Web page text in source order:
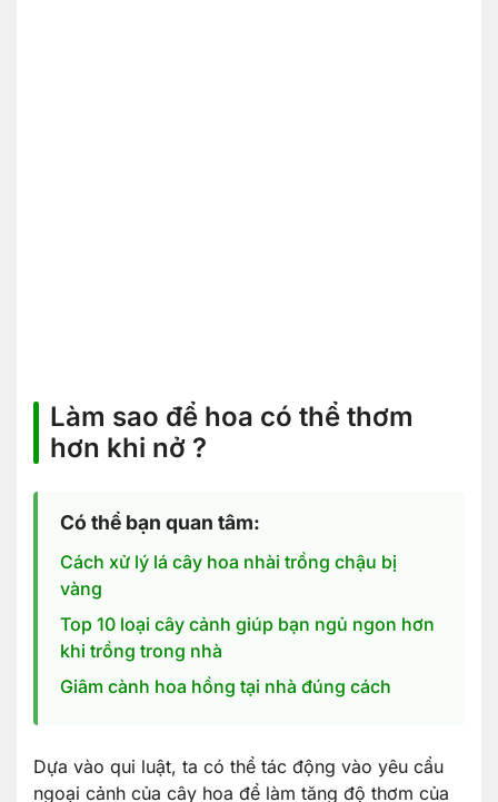
Làm sao để hoa có thể thơm
hơn khi nở ?
Có thể bạn quan tâm:
Cách xử lý lá cây hoa nhài trồng chậu bị
vàng
Top 10 loại cây cảnh giúp bạn ngủ ngon hơn
khi trồng trong nhà
Giâm cành hoa hồng tại nhà đúng cách
Dựa vào qui luật, ta có thể tác động vào yêu cẩu
ngoại cảnh của cây hoa để làm tăng độ thơm của